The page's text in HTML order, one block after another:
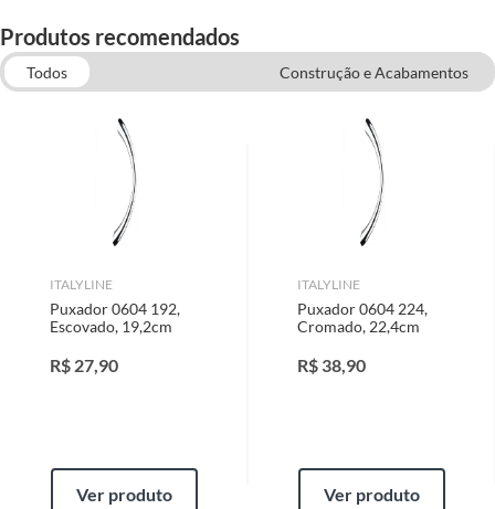
Produtos recomendados
Todos
Construção e Acabamentos
ITALYLINE
Puxador 0604 192,
Escovado, 19,2cm
R$ 27,90
Ver produto
ITALYLINE
Puxador 0604 224,
Cromado, 22,4cm
R$ 38,90
Ver produto